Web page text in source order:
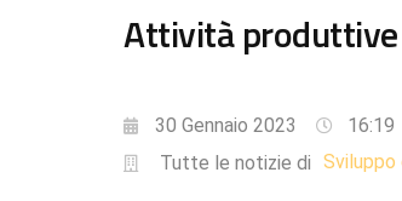
Attività produttive
30 Gennaio 2023
16:19
Tutte le notizie di Sviluppo